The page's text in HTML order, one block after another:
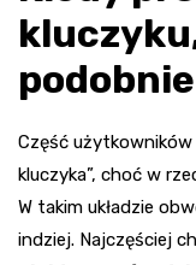
podobnie
Część
kluczyka”, choć w
W takim układzie
indziej. Najczęściej